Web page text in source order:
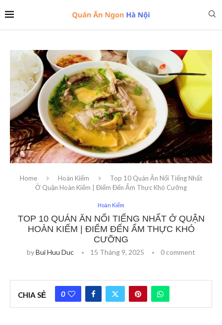
Home Hoàn Kiếm
Top 10 Quán Ăn Nổi Tiếng Nhất
Ở Quận Hoàn Kiếm | Điểm Đến Ẩm Thực Khó Cưỡng
Hoàn Kiếm
TOP 10 QUÁN ĂN NỔI TIẾNG NHẤT Ở QUẬN
HOÀN KIẾM | ĐIỂM ĐẾN ẨM THỰC KHÓ
CƯỠNG
byBui Huu Duc 15 Tháng 9, 2025 0 comment
CHIA SẺ 0